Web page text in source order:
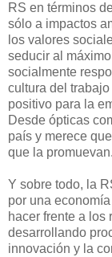
RS en términos
sólo a impactos
los valores
seducir al
socialmente
cultura del
positivo para la
Desde ópticas
país y merece
que la promuevan.
Y sobre todo, la
por una
hacer frente a los
desarrollando
innovación y la